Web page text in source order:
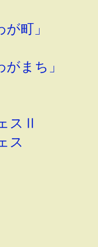
町」
まち」
スⅡ
ス